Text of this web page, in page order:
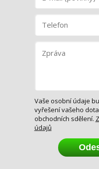
Vaše osobní údaje
vyřešení vašeho
obchodních sdělení.
údajů